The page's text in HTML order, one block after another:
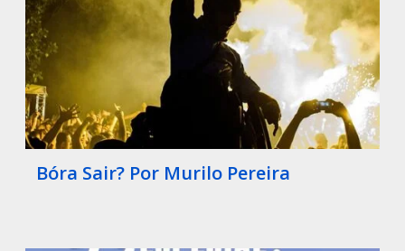
Bóra Sair? Por Murilo Pereira